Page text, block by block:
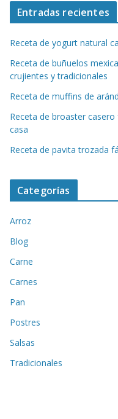
Entradas recientes
Receta de yogurt natural
Receta de buñuelos
crujientes y tradicionales
Receta de muffins de
Receta de broaster
casa
Receta de pavita trozada
Categorías
Arroz
Blog
Carne
Carnes
Pan
Postres
Salsas
Tradicionales